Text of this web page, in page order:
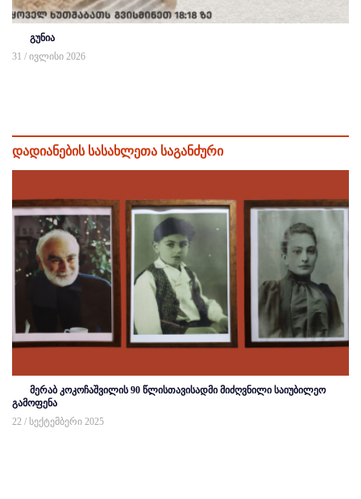
გუნია
31 / ივლისი 2026
დადიანების სასახლეთა საგანძური
მერაბ კოკოჩაშვილის 90 წლისთავისადმი მიძღვნილი საიუბილეო
გამოფენა
22 / სექტემბერი 2025